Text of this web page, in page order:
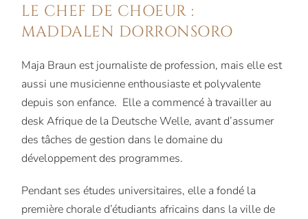
LE CHEF DE CHOEUR :
MADDALEN DORRONSORO
Maja Braun est journaliste de profession, mais elle est
aussi une musicienne enthousiaste et polyvalente
depuis son enfance. Elle a commencé à travailler au
desk Afrique de la Deutsche Welle, avant d’assumer
des tâches de gestion dans le domaine du
développement des programmes.
Pendant ses études universitaires, elle a fondé la
première chorale d’étudiants africains dans la ville de